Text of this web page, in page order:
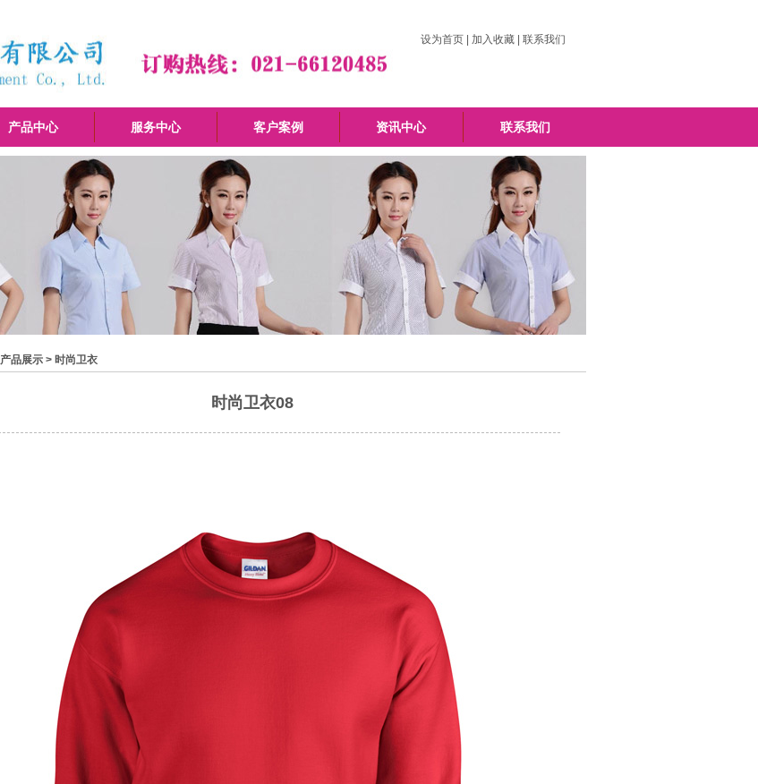
设为首页 加入收藏 联系我们
产品中心 服务中心 客户案例 资讯中心 联系我们
产品展示 > 时尚卫衣
时尚卫衣08